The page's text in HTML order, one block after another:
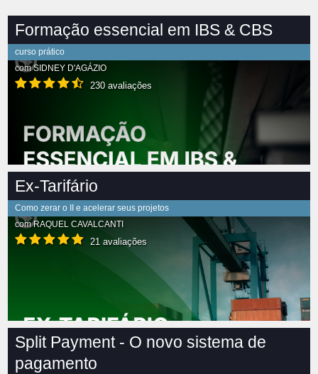
Formação essencial em IBS & CBS
curso prático
comSIDNEY D'AGÁZIO
230 avaliações
Ex-Tarifário
Como zerar o II e acelerar seus projetos
comRAQUEL CAVALCANTI
21 avaliações
Split Payment - O novo sistema de
pagamento